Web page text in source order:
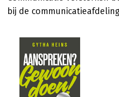
bij de